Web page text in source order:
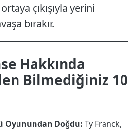
çıkışıyla yerini
bırakır.
Hakkında
Bilmediğiniz 10
Oyunundan Doğdu: Ty Franck,